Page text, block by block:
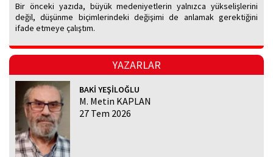
Bir önceki yazıda, büyük medeniyetlerin yalnızca yükselişlerini
değil, düşünme biçimlerindeki değişimi de anlamak gerektiğini
ifade etmeye çalıştım.
YAZARLAR
BAKİ YEŞİLOĞLU
M. Metin KAPLAN
27 Tem 2026